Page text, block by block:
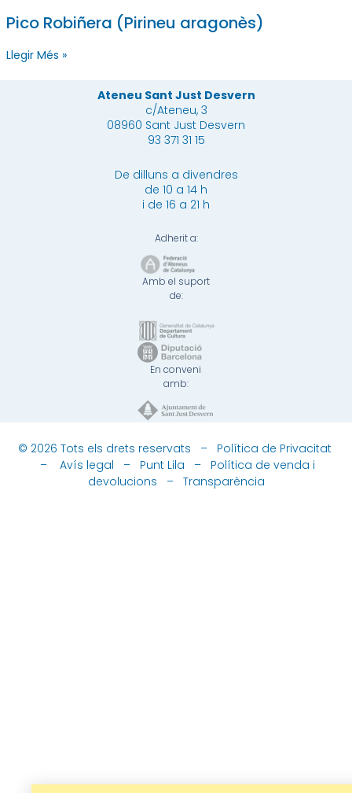
Pico Robiñera (Pirineu aragonès)
Llegir Més »
Ateneu Sant Just Desvern
c/Ateneu, 3
08960 Sant Just Desvern
93 371 31 15
De dilluns a divendres
de 10 a 14 h
i de 16 a 21 h
Adherit a:
Amb el suport
de:
En conveni
amb:
© 2026 Tots els drets reservats – Política de Privacitat
– Avís legal – Punt Lila – Política de venda i
devolucions – Transparència